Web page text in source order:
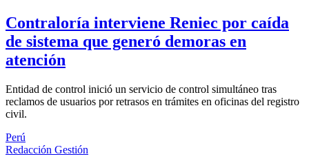
Contraloría interviene Reniec por caída
de sistema que generó demoras en
atención
Entidad de control inició un servicio de control simultáneo tras
reclamos de usuarios por retrasos en trámites en oficinas del registro
civil.
Perú
Redacción Gestión